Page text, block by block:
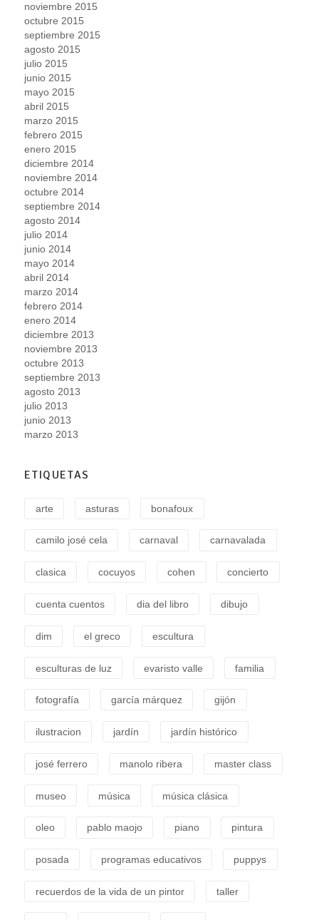
noviembre 2015
octubre 2015
septiembre 2015
agosto 2015
julio 2015
junio 2015
mayo 2015
abril 2015
marzo 2015
febrero 2015
enero 2015
diciembre 2014
noviembre 2014
octubre 2014
septiembre 2014
agosto 2014
julio 2014
junio 2014
mayo 2014
abril 2014
marzo 2014
febrero 2014
enero 2014
diciembre 2013
noviembre 2013
octubre 2013
septiembre 2013
agosto 2013
julio 2013
junio 2013
marzo 2013
ETIQUETAS
arte asturas bonafoux
camilo josé cela carnaval carnavalada
clasica cocuyos cohen concierto
cuenta cuentos dia del libro dibujo
dim el greco escultura
esculturas de luz evaristo valle familia
fotografía garcía márquez gijón
ilustracion jardín jardín histórico
josé ferrero manolo ribera master class
museo música música clásica
oleo pablo maojo piano pintura
posada programas educativos puppys
recuerdos de la vida de un pintor taller